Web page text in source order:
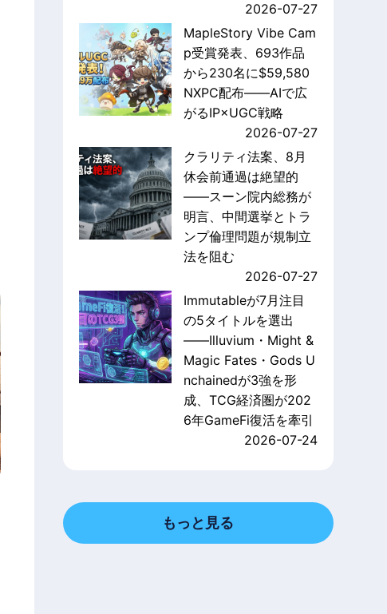
2026-07-27
MapleStory Vibe Cam
p受賞発表、693作品
から230名に$59,580
NXPC配布——AIで広
がるIP×UGC戦略
2026-07-27
クラリティ法案、8月
休会前通過は絶望的
——スーン院内総務が
明言、中間選挙とトラ
ンプ倫理問題が規制立
法を阻む
2026-07-27
Immutableが7月注目
の5タイトルを選出
——Illuvium・Might &
Magic Fates・Gods U
nchainedが3強を形
成、TCG経済圏が202
6年GameFi復活を牽引
2026-07-24
もっと見る